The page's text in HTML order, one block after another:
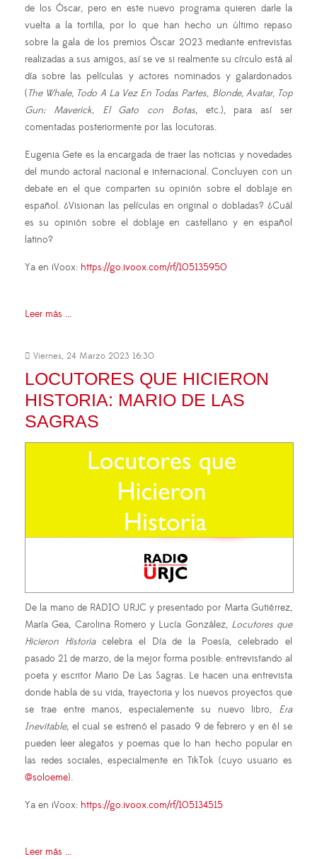
de los Óscar, pero en este nuevo programa quieren darle la
vuelta a la tortilla, por lo que han hecho un último repaso
sobre la gala de los premios Óscar 2023 mediante entrevistas
realizadas a sus amigos, así se ve si realmente su círculo está al
día sobre las películas y actores nominados y galardonados
(The Whale, Todo A La Vez En Todas Partes, Blonde, Avatar, Top
Gun: Maverick, El Gato con Botas, etc.), para así ser
comentadas posteriormente por las locutoras.
Eugenia Gete es la encargada de traer las noticias y novedades
del mundo actoral nacional e internacional. Concluyen con un
debate en el que comparten su opinión sobre el doblaje en
español. ¿Visionan las películas en original o dobladas? ¿Cuál
es su opinión sobre el doblaje en castellano y en español
latino?
Ya en iVoox: https://go.ivoox.com/rf/105135950
Leer más ...
Viernes, 24 Marzo 2023 16:30
LOCUTORES QUE HICIERON
HISTORIA: MARIO DE LAS
SAGRAS
De la mano de RADIO URJC y presentado por Marta Gutiérrez,
María Gea, Carolina Romero y Lucía González, Locutores que
Hicieron Historiacelebra el Día de la Poesía, celebrado el
pasado 21 de marzo, de la mejor forma posible: entrevistando al
poeta y escritor Mario De Las Sagras. Le hacen una entrevista
donde habla de su vida, trayectoria y los nuevos proyectos que
se trae entre manos, especialemente su nuevo libro, Era
Inevitable, el cual se estrenó el pasado 9 de febrero y en él se
pueden leer alegatos y poemas que lo han hecho popular en
las redes sociales, especialmente en TikTok (cuyo usuario es
@soloeme).
Ya en iVoox: https://go.ivoox.com/rf/105134515
Leer más ...